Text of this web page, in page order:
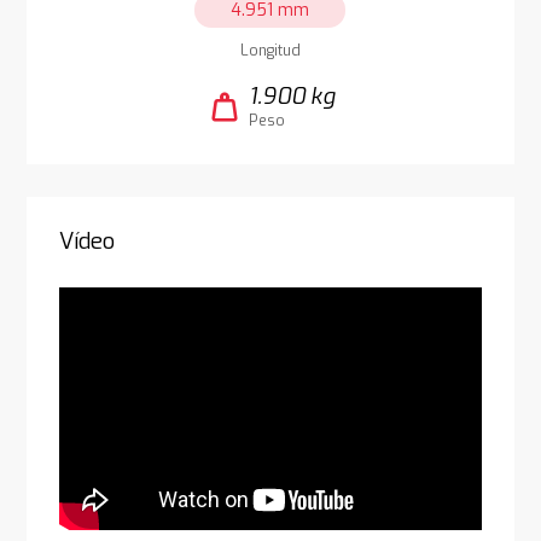
4.951 mm
Longitud
weight 1.900 kg
Peso
Vídeo